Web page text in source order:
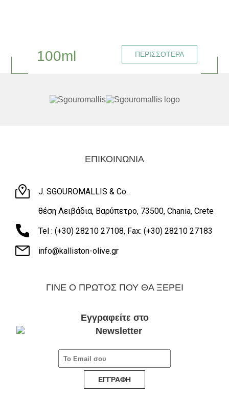
100ml ΠΕΡΙΣΣΟΤΕΡΑ
ΕΠΙΚΟΙΝΩΝΙΑ
J. SGOUROMALLIS & Co.
θέση Λειβάδια, Βαρύπετρο, 73500, Chania, Crete
Tel : (+30) 28210 27108, Fax: (+30) 28210 27183
info@kalliston-olive.gr
ΓΙΝΕ Ο ΠΡΩΤΟΣ ΠΟΥ ΘΑ ΞΕΡΕΙ
Εγγραφείτε στο
ΕΓΓΡΑΦΗ